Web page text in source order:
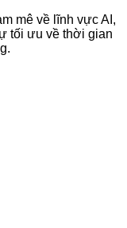
mê về lĩnh vực AI,
tối ưu về thời gian